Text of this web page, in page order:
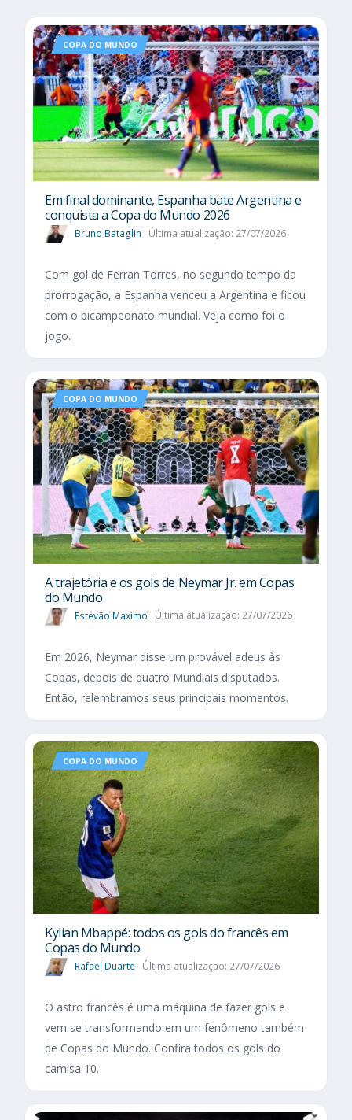
COPA DO MUNDO
Em final dominante, Espanha bate Argentina e
conquista a Copa do Mundo 2026
Bruno Bataglin Última atualização: 27/07/2026
Com gol de Ferran Torres, no segundo tempo da
prorrogação, a Espanha venceu a Argentina e ficou
com o bicampeonato mundial. Veja como foi o
jogo.
COPA DO MUNDO
A trajetória e os gols de Neymar Jr. em Copas
do Mundo
Estevão Maximo Última atualização: 27/07/2026
Em 2026, Neymar disse um provável adeus às
Copas, depois de quatro Mundiais disputados.
Então, relembramos seus principais momentos.
COPA DO MUNDO
Kylian Mbappé: todos os gols do francês em
Copas do Mundo
Rafael Duarte Última atualização: 27/07/2026
O astro francês é uma máquina de fazer gols e
vem se transformando em um fenômeno também
de Copas do Mundo. Confira todos os gols do
camisa 10.